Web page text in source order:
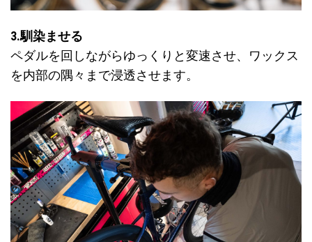
3.馴染ませる
ペダルを回しながらゆっくりと変速させ、ワックス
を内部の隅々まで浸透させます。